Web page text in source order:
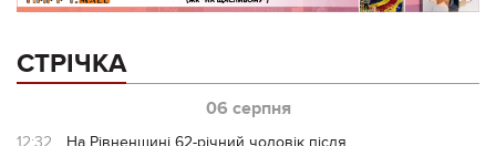
СТРІЧКА
06 серпня